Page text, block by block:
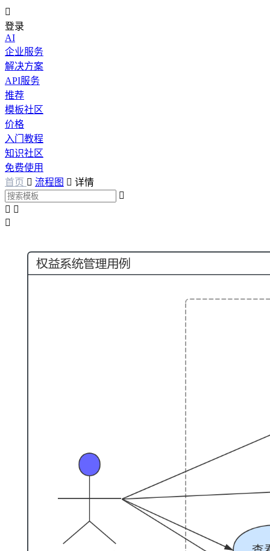

登录
AI
企业服务
解决方案
API服务
推荐
模板社区
价格
入门教程
知识社区
免费使用
首页  流程图  详情

 
